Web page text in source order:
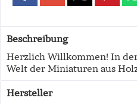
Beschreibung
Herzlich Willkommen! In
Welt der Miniaturen aus
Hersteller